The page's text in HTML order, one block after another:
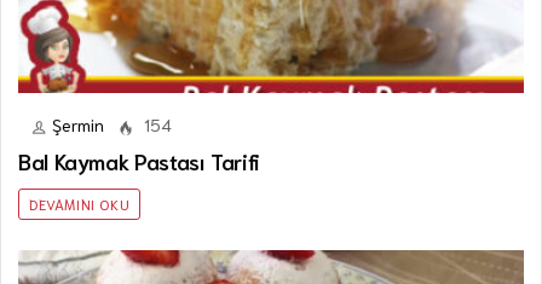
Şermin 154
Bal Kaymak Pastası Tarifi
DEVAMINI OKU